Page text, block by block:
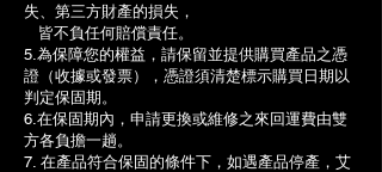
失、第三方財產的損失，
皆不負任何賠償責任。
5.為保障您的權益，請保留並提供購買產品之憑
證（收據或發票），憑證須清楚標示購買日期以
判定保固期。
6.在保固期內，申請更換或維修之來回運費由雙
方各負擔一趟。
7. 在產品符合保固的條件下，如遇產品停產，艾